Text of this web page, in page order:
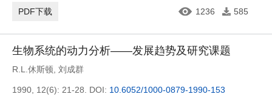
PDF下载 1236 585
生物系统的动力分析——发展趋势及研究课题
R.L.休斯顿 刘成群
1990, 12(6): 21-28. DOI: 10.6052/1000-0879-1990-153